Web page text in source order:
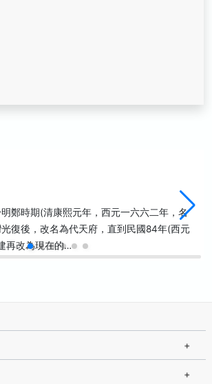
鄭時期(清康熙元年，西元一六六二年，名
復後，改名為代天府，直到民國84年(西元
再改為現在的…